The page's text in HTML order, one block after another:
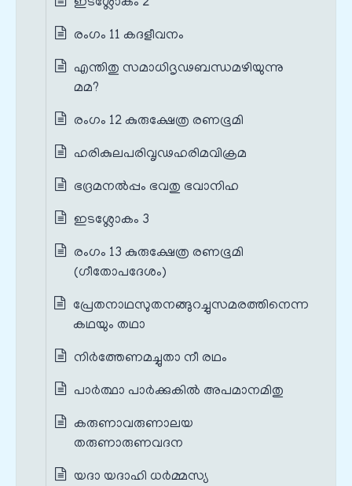
ഇടശ്ലോകം 2
രംഗം 11 കദളീവനം
എന്തിതു സമാധിദൃഢബന്ധമഴിയുന്നു
മമ?
രംഗം 12 കുരുക്ഷേത്ര രണഭൂമി
ഹരികുലപരിവൃഢഹരിമവിക്രമ
ഭദ്രമനൽപ്പം ഭവതു ഭവാനിഹ
ഇടശ്ലോകം 3
രംഗം 13 കുരുക്ഷേത്ര രണഭൂമി
(ഗീതോപദേശം)
പ്രേതനാഥസുതനങ്ങുറച്ചുസമരത്തിനെന്ന
കഥയും തഥാ
നിര്‍ത്തേണമച്ചുതാ നീ രഥം
പാര്‍ത്ഥാ പാര്‍ക്കുകില്‍ അപമാനമിതു
കരുണാവരുണാലയ
തരുണാരുണവദന
യദാ യദാഹി ധര്‍മ്മസ്യ